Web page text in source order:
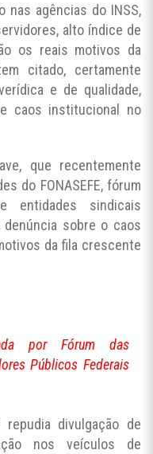
nas agências do INSS,
alto índice de
os reais motivos da
citado, certamente
e de qualidade,
caos institucional no
que recentemente
do FONASEFE, fórum
entidades sindicais
sobre o caos
da fila crescente
por Fórum das
Públicos Federais
repudia divulgação de
nos veículos de